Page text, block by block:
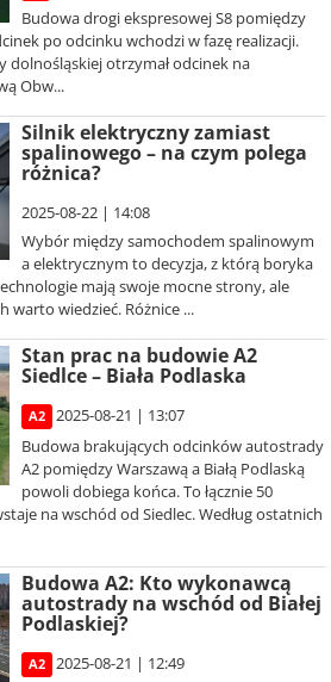
Budowa drogi ekspresowej S8 pomiędzy
po odcinku wchodzi w fazę realizacji.
dolnośląskiej otrzymał odcinek na
Obw...
Silnik elektryczny zamiast
spalinowego – na czym polega
różnica?
2025-08-22 | 14:08
Wybór między samochodem spalinowym
a elektrycznym to decyzja, z którą boryka
mają swoje mocne strony, ale
warto wiedzieć. Różnice ...
Stan prac na budowie A2
Siedlce – Biała Podlaska
A2
2025-08-21 | 13:07
Budowa brakujących odcinków autostrady
A2 pomiędzy Warszawą a Białą Podlaską
powoli dobiega końca. To łącznie 50
na wschód od Siedlec. Według ostatnich
Budowa A2: Kto wykonawcą
autostrady na wschód od Białej
Podlaskiej?
A2
2025-08-21 | 12:49